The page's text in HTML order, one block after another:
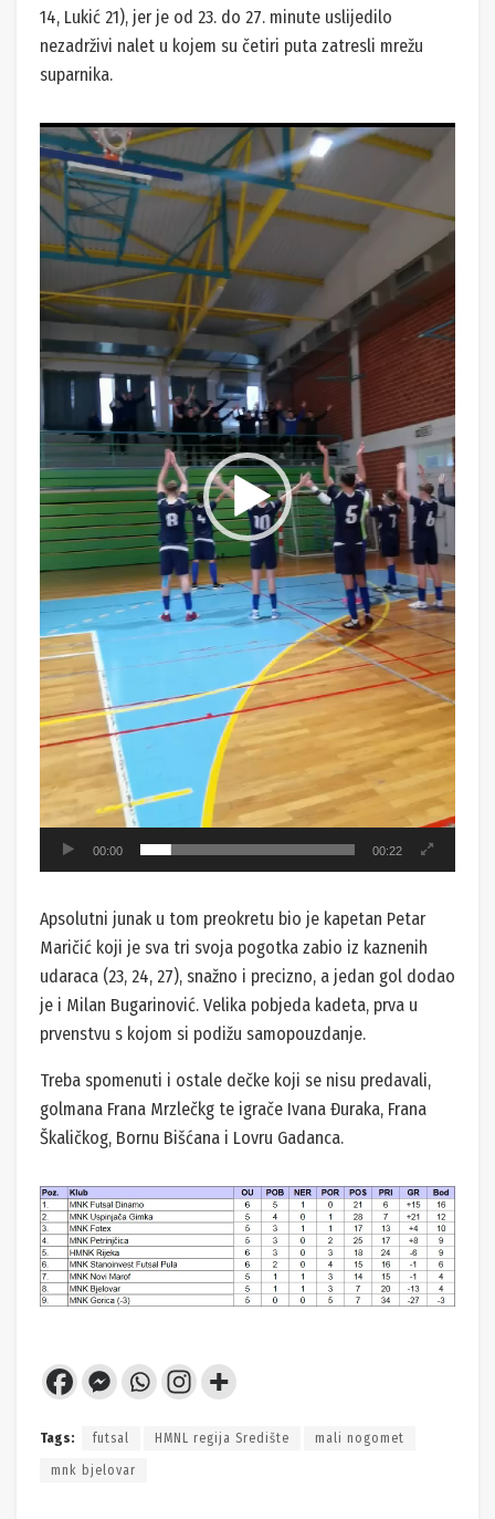
14, Lukić 21), jer je od 23. do 27. minute uslijedilo
nezadrživi nalet u kojem su četiri puta zatresli mrežu
suparnika.
Reproduktor
videozapisa
00:00 00:22
Apsolutni junak u tom preokretu bio je kapetan Petar
Maričić koji je sva tri svoja pogotka zabio iz kaznenih
udaraca (23, 24, 27), snažno i precizno, a jedan gol dodao
je i Milan Bugarinović. Velika pobjeda kadeta, prva u
prvenstvu s kojom si podižu samopouzdanje.
Treba spomenuti i ostale dečke koji se nisu predavali,
golmana Frana Mrzlečkg te igrače Ivana Đuraka, Frana
Škaličkog, Bornu Bišćana i Lovru Gadanca.
Tags: futsal HMNL regija Središte mali nogomet
mnk bjelovar